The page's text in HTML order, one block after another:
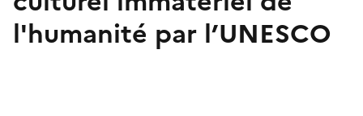
l'humanité par l’UNESCO